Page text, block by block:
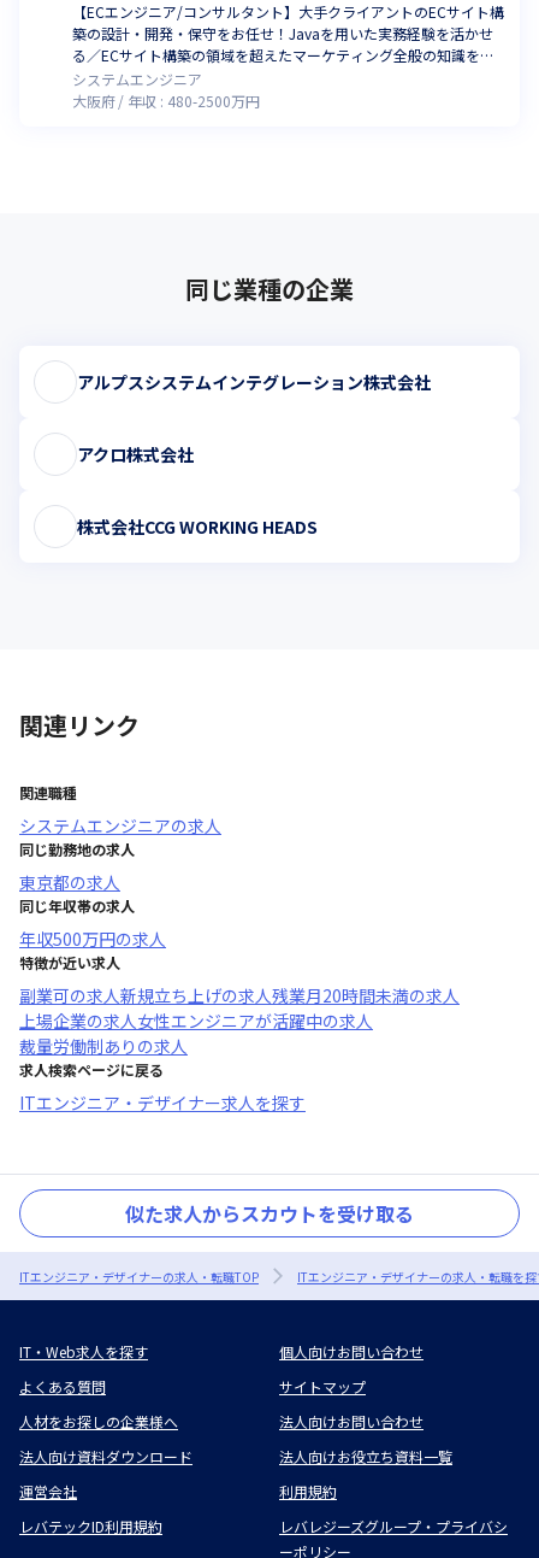
【ECエンジニア/コンサルタント】大手クライアントのECサイト構
築の設計・開発・保守をお任せ！Javaを用いた実務経験を活かせ
る／ECサイト構築の領域を超えたマーケティング全般の知識を身
につけていきませんか（Song本部）
システムエンジニア
大阪府
年収 : 480-2500万円
同じ業種の企業
アルプスシステムインテグレーション株式会社
アクロ株式会社
株式会社CCG WORKING HEADS
関連リンク
関連職種
システムエンジニアの求人
同じ勤務地の求人
東京都の求人
同じ年収帯の求人
年収500万円の求人
特徴が近い求人
副業可の求人新規立ち上げの求人残業月20時間未満の求人
上場企業の求人女性エンジニアが活躍中の求人
裁量労働制あり の求人
求人検索ページに戻る
ITエンジニア・デザイナー求人を探す
似た求人からスカウトを受け取る
ITエンジニア・デザイナーの求人・転職TOP ITエンジニア・デザイナーの求人・転職を
IT・Web求人を探す
個人向けお問い合わせ
よくある質問
サイトマップ
人材をお探しの企業様へ
法人向けお問い合わせ
法人向け資料ダウンロード
法人向けお役立ち資料一覧
運営会社
利用規約
レバテックID利用規約
レバレジーズグループ・プライバシ
ーポリシー